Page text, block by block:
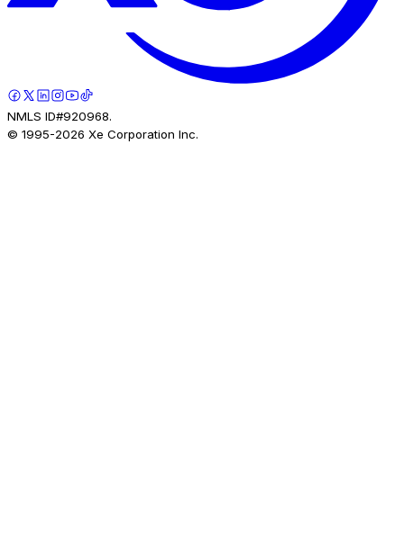
NMLS ID#920968.
© 1995-2026 Xe Corporation Inc.